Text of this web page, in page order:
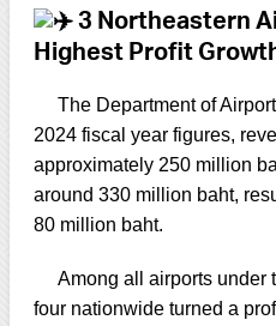
3 Northeastern
Highest Profit
The Department of
2024 fiscal year figures,
approximately 250 million
around 330 million baht,
80 million baht.
Among all airports under
four nationwide turned a